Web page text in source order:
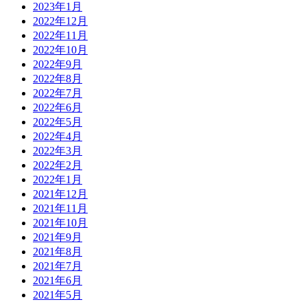
2023年1月
2022年12月
2022年11月
2022年10月
2022年9月
2022年8月
2022年7月
2022年6月
2022年5月
2022年4月
2022年3月
2022年2月
2022年1月
2021年12月
2021年11月
2021年10月
2021年9月
2021年8月
2021年7月
2021年6月
2021年5月